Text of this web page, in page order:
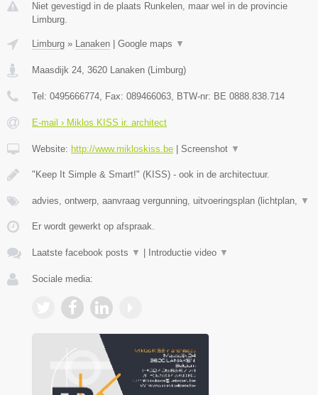
Niet gevestigd in de plaats Runkelen, maar wel in de provincie
Limburg.
Limburg » Lanaken Google maps ▼
Maasdijk 24, 3620 Lanaken (Limburg)
Tel: 0495666774, Fax: 089466063, BTW-nr: BE 0888.838.714
E-mail › Miklos KISS ir. architect
Website: http://www.mikloskiss.be Screenshot ▼
"Keep It Simple & Smart!" (KISS) - ook in de architectuur.
advies, ontwerp, aanvraag vergunning, uitvoeringsplan (lichtplan, ▼
Er wordt gewerkt op afspraak.
Laatste facebook posts ▼ Introductie video ▼
Sociale media: